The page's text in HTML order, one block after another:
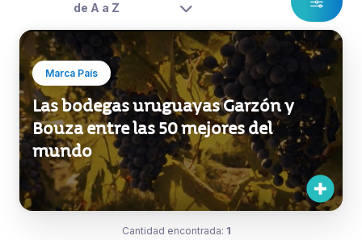
de A a Z
Marca País
Las bodegas uruguayas Garzón y
Bouza entre las 50 mejores del
mundo
Cantidad encontrada: 1